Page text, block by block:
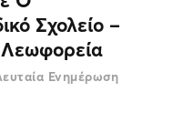
Σχολείο –
Ενημέρωση